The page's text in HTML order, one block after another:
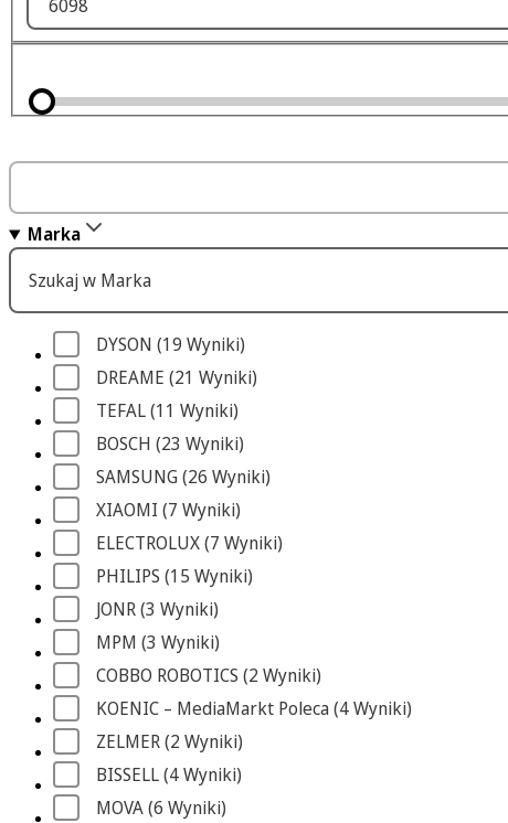
Marka
Szukaj w Marka
DYSON (19 Wyniki)
DREAME (21 Wyniki)
TEFAL (11 Wyniki)
BOSCH (23 Wyniki)
SAMSUNG (26 Wyniki)
XIAOMI (7 Wyniki)
ELECTROLUX (7 Wyniki)
PHILIPS (15 Wyniki)
JONR (3 Wyniki)
MPM (3 Wyniki)
COBBO ROBOTICS (2 Wyniki)
KOENIC – MediaMarkt Poleca (4 Wyniki)
ZELMER (2 Wyniki)
BISSELL (4 Wyniki)
MOVA (6 Wyniki)